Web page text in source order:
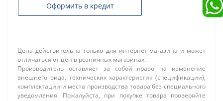
Оформить в кредит
Цена действительна только для интернет-магазина и может
отличаться от цен в розничных магазинах.
Производитель оставляет за собой право на изменение
внешнего вида, технических характеристик (спецификации),
комплектации и места производства товара без специального
уведомления. Пожалуйста, при покупке товара проверяйте